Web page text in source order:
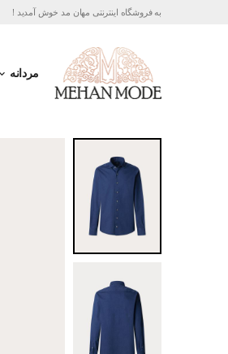
به فروشگاه اینترنتی مهان مد خوش آمدید !
مردانه